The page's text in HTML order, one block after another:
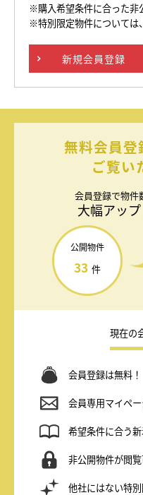
※購入希望条件に合った非
※特別限定物件については
新規会員登録
無料会員登
ご覧い
会員登録で物件
大幅アップ
公開物件
33 件
現在の
会員登録は無料！
会員専用マイペー
希望条件に合う
非公開物件が閲覧
他社にはない特